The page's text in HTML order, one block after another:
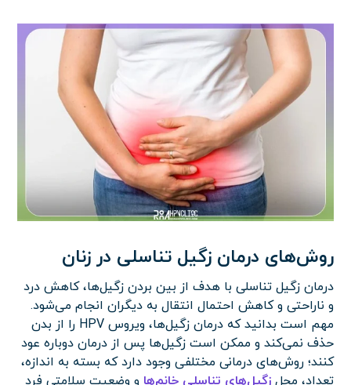
روش‌های درمان زگیل تناسلی در زنان
درمان زگیل تناسلی با هدف از بین بردن زگیل‌ها، کاهش درد
و ناراحتی و کاهش احتمال انتقال به دیگران انجام می‌شود.
مهم است بدانید که درمان زگیل‌ها، ویروس HPV را از بدن
حذف نمی‌کند و ممکن است زگیل‌ها پس از درمان دوباره عود
کنند؛ روش‌های درمانی مختلفی وجود دارد که بسته به اندازه،
تعداد، محلزگیل‌های تناسلی خانم‌ها و وضعیت سلامتی فرد